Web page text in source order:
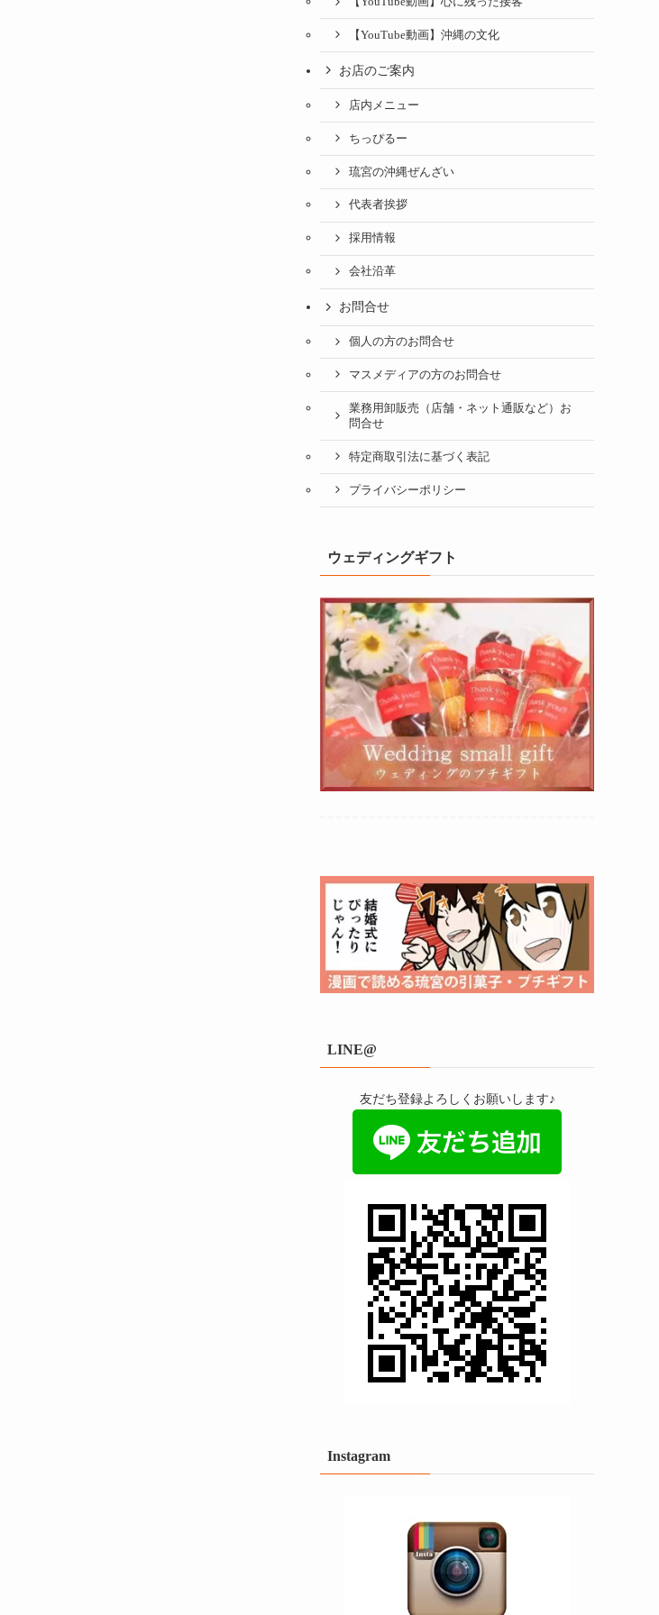
【YouTube動画】沖縄の文化
お店のご案内
店内メニュー
ちっぴるー
琉宮の沖縄ぜんざい
代表者挨拶
採用情報
会社沿革
お問合せ
個人の方のお問合せ
マスメディアの方のお問合せ
業務用卸販売（店舗・ネット通販など）お
問合せ
特定商取引法に基づく表記
プライバシーポリシー
ウェディングギフト
LINE@
友だち登録よろしくお願いします♪
Instagram